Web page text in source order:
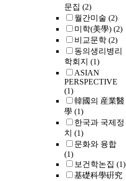
문집 (2)
월간미술 (2)
미학(美學) (2)
비교문학 (2)
동의생리병리
학회지 (1)
ASIAN
PERSPECTIVE
(1)
韓國의 産業醫
學 (1)
한국과 국제정
치 (1)
문화와 융합
(1)
보건학논집 (1)
基礎科學硏究